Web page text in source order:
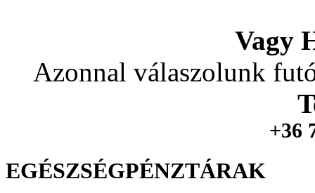
Vagy
Azonnal válaszolunk
+36
EGÉSZSÉGPÉNZTÁRAK